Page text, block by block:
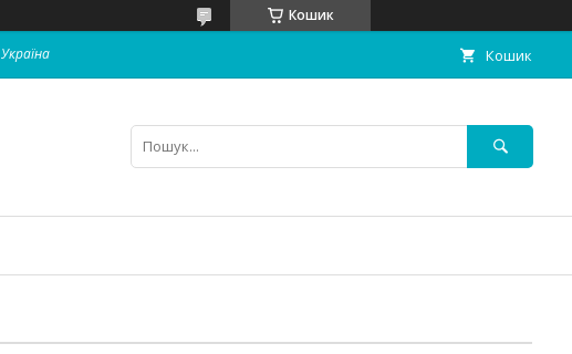
Кошик
Кошик